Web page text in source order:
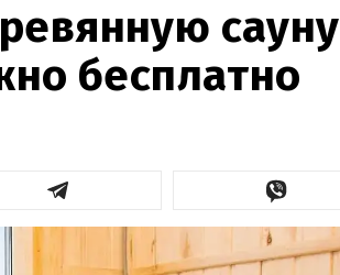
сауну
бесплатно